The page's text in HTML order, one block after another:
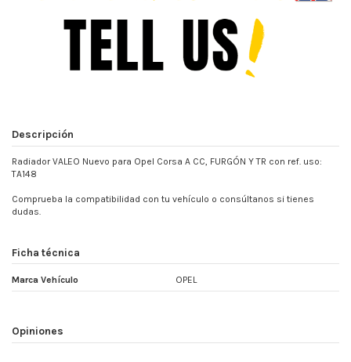
Descripción
Radiador VALEO Nuevo para Opel Corsa A CC, FURGÓN Y TR con ref. uso:
TA148
Comprueba la compatibilidad con tu vehículo o consúltanos si tienes
dudas.
Ficha técnica
Marca Vehículo OPEL
Opiniones